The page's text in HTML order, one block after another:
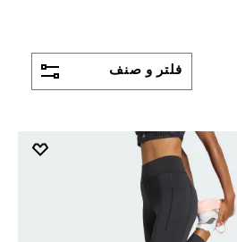
فلتر و صنف